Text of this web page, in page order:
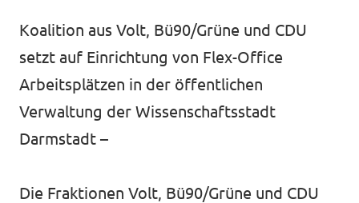
Volt in Deutschland
Website
Volt in deinem Bundesland
Menschen
Neuigkeiten
Unsere Events
Koalition aus Volt, Bü90/Grüne und CDU
setzt auf Einrichtung von Flex-Office
Arbeitsplätzen in der öffentlichen
Verwaltung der Wissenschaftsstadt
Darmstadt –
Die Fraktionen Volt, Bü90/Grüne und CDU